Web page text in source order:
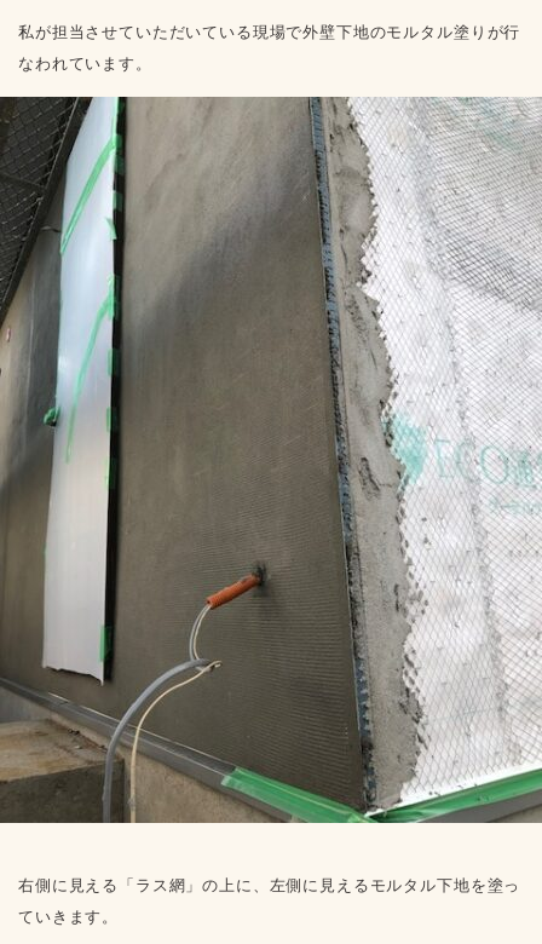
私が担当させていただいている現場で外壁下地のモルタル塗りが行
なわれています。
右側に見える「ラス網」の上に、左側に見えるモルタル下地を塗っ
ていきます。